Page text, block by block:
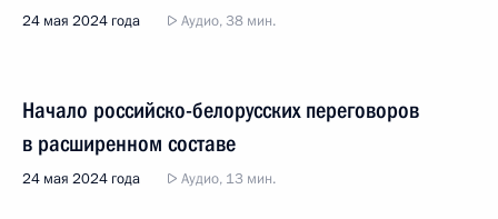
24 мая 2024 года Аудио, 38 мин.
Начало российско-белорусских переговоров
в расширенном составе
24 мая 2024 года Аудио, 13 мин.